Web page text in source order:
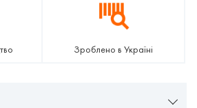
Зроблено в Україні